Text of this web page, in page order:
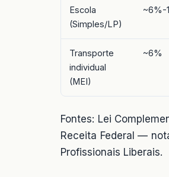
Escola
(Simples/LP)
~6%-
Transporte
individual
(MEI)
~6%
Fontes: Lei
Receita Federal —
Profissionais Liberais.